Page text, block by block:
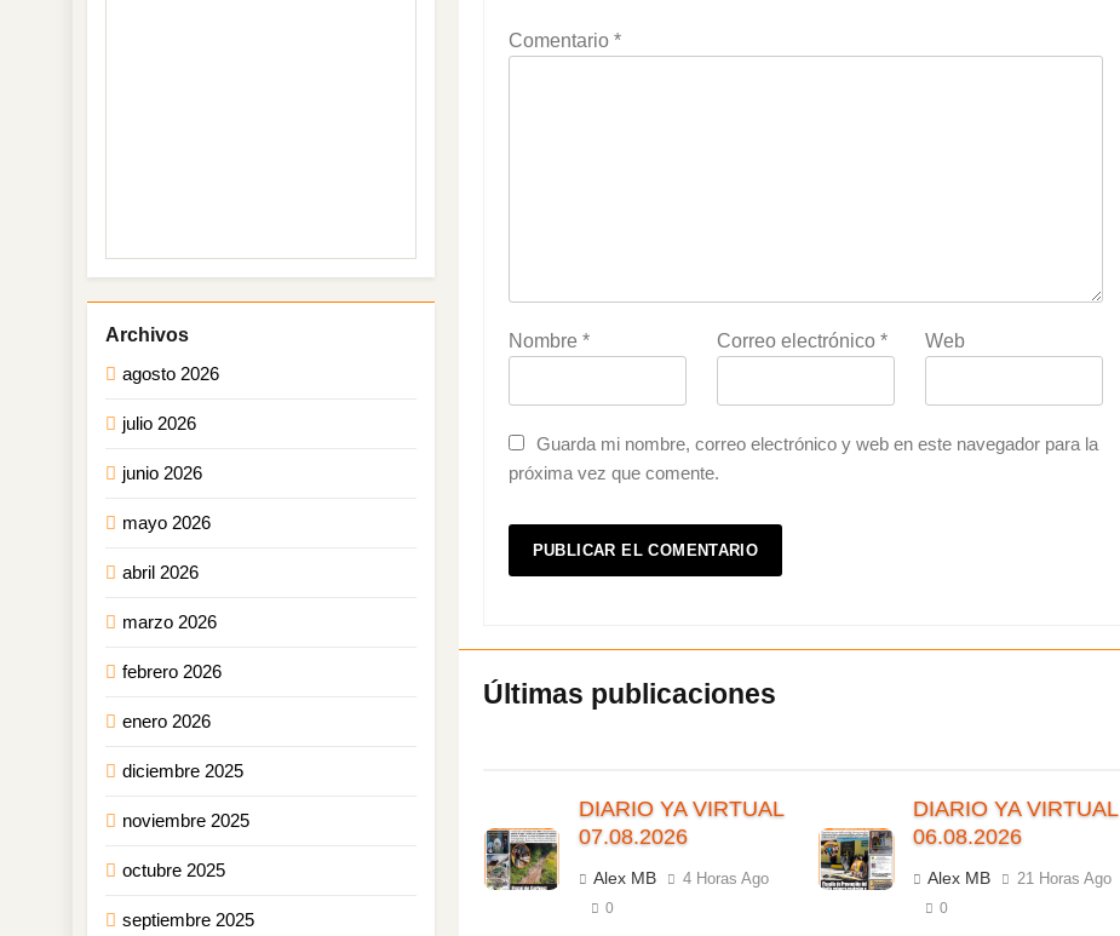
agosto 2026
julio 2026
junio 2026
mayo 2026
abril 2026
marzo 2026
febrero 2026
enero 2026
diciembre 2025
noviembre 2025
octubre 2025
septiembre 2025
Comentario *
Nombre * Correo electrónico * Web
Guarda mi nombre, correo electrónico y web en este navegador para la
próxima vez que comente.
DIARIO YA VIRTUAL
07.08.2026
Alex MB 4 Horas Ago
0
DIARIO YA VIRTUAL
06.08.2026
Alex MB 21 Horas Ago
0